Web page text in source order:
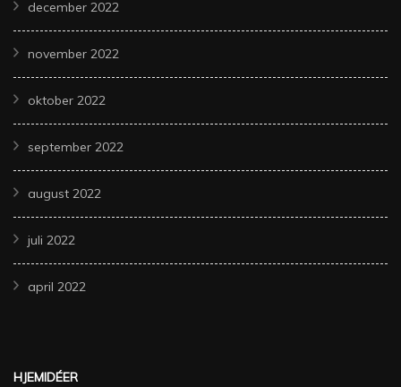
december 2022
november 2022
oktober 2022
september 2022
august 2022
juli 2022
april 2022
HJEMIDÉER